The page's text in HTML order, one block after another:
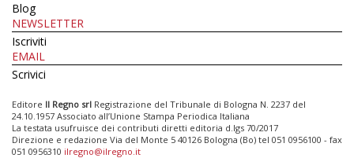
Blog
NEWSLETTER
Iscriviti
EMAIL
Scrivici
Editore Il Regno srl Registrazione del Tribunale di Bologna N. 2237 del
24.10.1957 Associato all’Unione Stampa Periodica Italiana
La testata usufruisce dei contributi diretti editoria d.lgs 70/2017
Direzione e redazione Via del Monte 5 40126 Bologna (Bo) tel 051 0956100 - fax
051 0956310 ilregno@ilregno.it